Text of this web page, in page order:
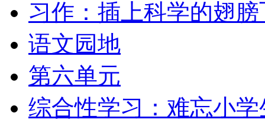
习作：插上科学的翅膀
语文园地
第六单元
综合性学习：难忘小学